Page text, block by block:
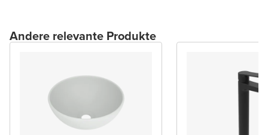
Andere relevante Produkte